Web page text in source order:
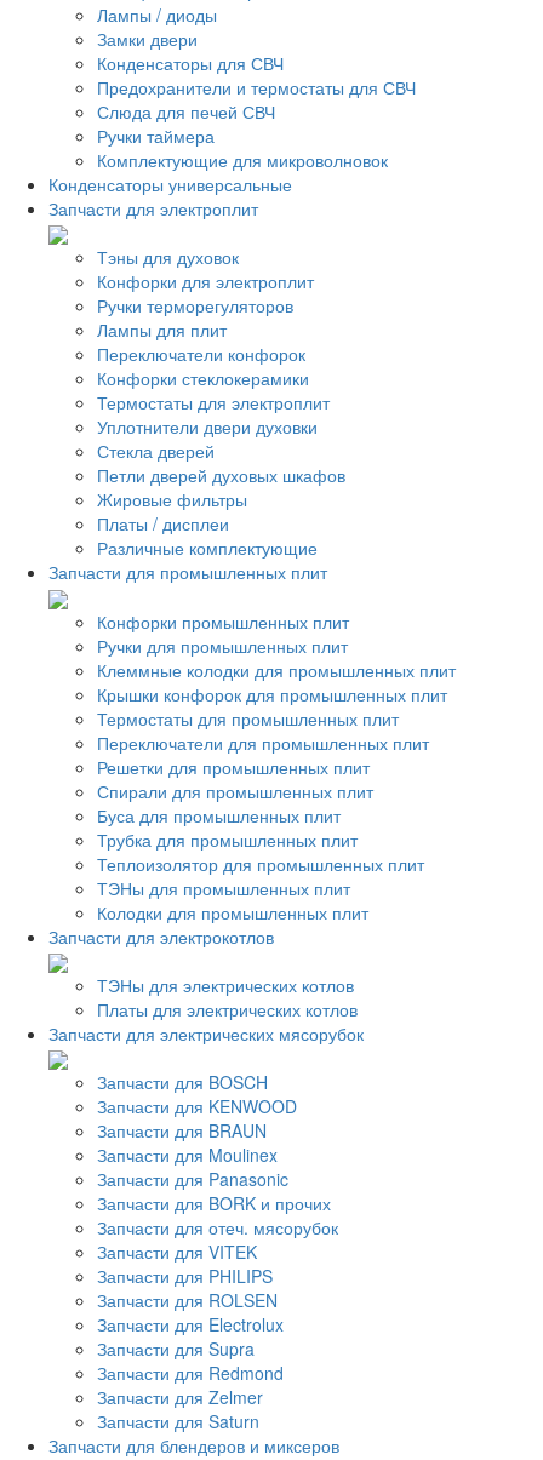
Лампы / диоды
Замки двери
Конденсаторы для СВЧ
Предохранители и термостаты для СВЧ
Слюда для печей СВЧ
Ручки таймера
Комплектующие для микроволновок
Конденсаторы универсальные
Запчасти для электроплит
Тэны для духовок
Конфорки для электроплит
Ручки терморегуляторов
Лампы для плит
Переключатели конфорок
Конфорки стеклокерамики
Термостаты для электроплит
Уплотнители двери духовки
Стекла дверей
Петли дверей духовых шкафов
Жировые фильтры
Платы / дисплеи
Различные комплектующие
Запчасти для промышленных плит
Конфорки промышленных плит
Ручки для промышленных плит
Клеммные колодки для промышленных плит
Крышки конфорок для промышленных плит
Термостаты для промышленных плит
Переключатели для промышленных плит
Решетки для промышленных плит
Спирали для промышленных плит
Буса для промышленных плит
Трубка для промышленных плит
Теплоизолятор для промышленных плит
ТЭНы для промышленных плит
Колодки для промышленных плит
Запчасти для электрокотлов
ТЭНы для электрических котлов
Платы для электрических котлов
Запчасти для электрических мясорубок
Запчасти для BOSCH
Запчасти для KENWOOD
Запчасти для BRAUN
Запчасти для Moulinex
Запчасти для Panasonic
Запчасти для BORK и прочих
Запчасти для отеч. мясорубок
Запчасти для VITEK
Запчасти для PHILIPS
Запчасти для ROLSEN
Запчасти для Electrolux
Запчасти для Supra
Запчасти для Redmond
Запчасти для Zelmer
Запчасти для Saturn
Запчасти для блендеров и миксеров